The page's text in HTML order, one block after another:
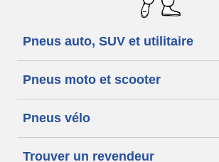
Pneus auto, SUV et utilitaire
Pneus moto et scooter
Pneus vélo
Trouver un revendeur